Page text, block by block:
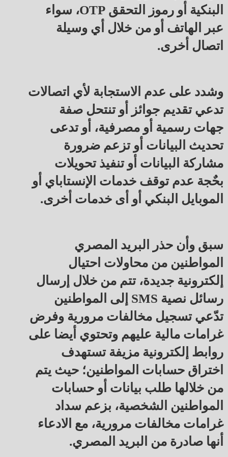
البنكية أو رموز التحقق OTP، سواء
عبر الهاتف أو من خلال أي وسيلة
اتصال أخرى.
وشدد على عدم الاستجابة لأي اتصالات
تدعي تقديم جوائز أو تنتحل صفة
جهات رسمية أو مصرفية، أو تدعى
تحديث البيانات أو تزعم ضرورة
مشاركة البيانات أو تنفيذ تحويلات
بحٌجة عدم توقف خدمات الإنستاباي أو
الموبايل البنكي أو أى خدمات أخرى.
سبق وأن حذر البريد المصري
المواطنين من محاولات احتيال
إلكترونية جديدة، تتم من خلال إرسال
رسائل نصية SMS إلى المواطنين
تدّعي تسجيل مخالفات مرورية وفرض
غرامات مالية عليهم وتحتوي أيضا على
روابط إلكترونية مزيفة تستهدف
اختراق حسابات المواطنين؛ حيث يتم
من خلالها طلب بيانات أو حسابات
المواطنين الشخصية، بزعم سداد
غرامات مخالفات مرورية، مع الادعاء
أنها صادرة من البريد المصري.